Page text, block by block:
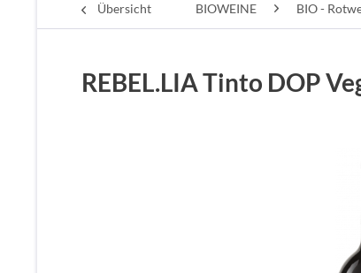
Übersicht BIOWEINE BIO -
REBEL.LIA Tinto DOP